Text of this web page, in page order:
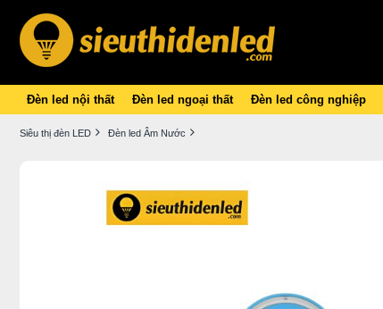
Đèn led nội thất Đèn led ngoại thất Đèn led công nghiệp
Siêu thị đèn LED Đèn led Âm Nước